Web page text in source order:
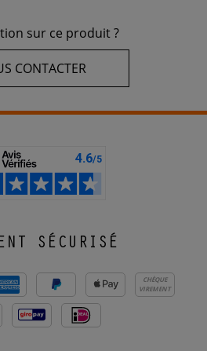
sur ce produit ?
CONTACTER
SÉCURISÉ
CHÈQUE
VIREMENT